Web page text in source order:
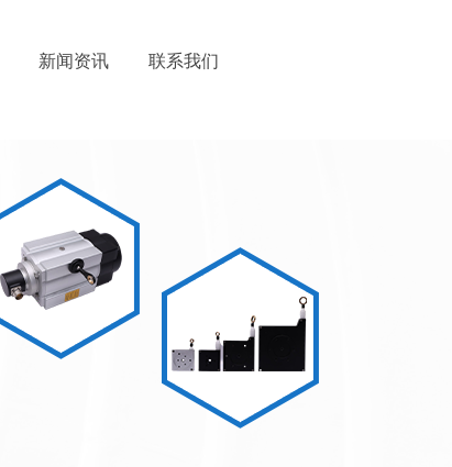
新闻资讯 联系我们